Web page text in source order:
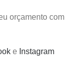
orçamento com
e Instagram